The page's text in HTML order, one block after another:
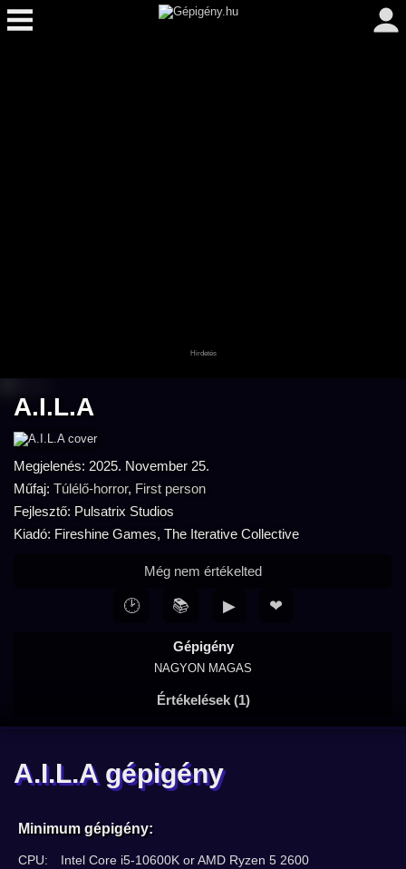
A.I.L.A
Megjelenés: 2025. November 25.
Műfaj: Túlélő-horror, First person
Fejlesztő: Pulsatrix Studios
Kiadó: Fireshine Games, The Iterative Collective
Gépigény
NAGYON MAGAS
Értékelések (1)
Még nem értékelted
🕑 📚 ▶ ❤
A.I.L.A gépigény
Minimum gépigény:
CPU:
Intel Core i5-10600K or AMD Ryzen 5 2600